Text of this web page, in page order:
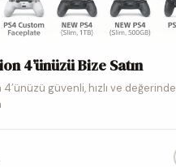
4’ünüzü Bize Satın
güvenli, hızlı ve değerinde